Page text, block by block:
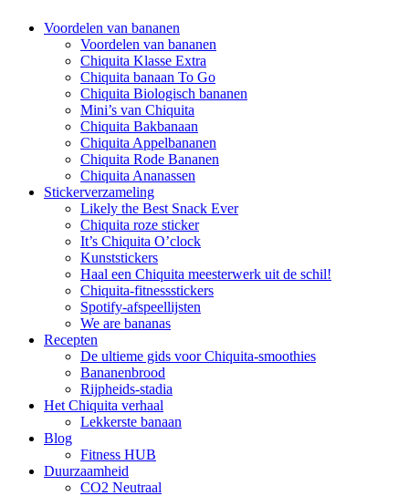
Voordelen van bananen
Voordelen van bananen
Chiquita Klasse Extra
Chiquita banaan To Go
Chiquita Biologisch bananen
Mini’s van Chiquita
Chiquita Bakbanaan
Chiquita Appelbananen
Chiquita Rode Bananen
Chiquita Ananassen
Stickerverzameling
Likely the Best Snack Ever
Chiquita roze sticker
It’s Chiquita O’clock
Kunststickers
Haal een Chiquita meesterwerk uit de schil!
Chiquita-fitnessstickers
Spotify-afspeellijsten
We are bananas
Recepten
De ultieme gids voor Chiquita-smoothies
Bananenbrood
Rijpheids-stadia
Het Chiquita verhaal
Lekkerste banaan
Blog
Fitness HUB
Duurzaamheid
CO2 Neutraal